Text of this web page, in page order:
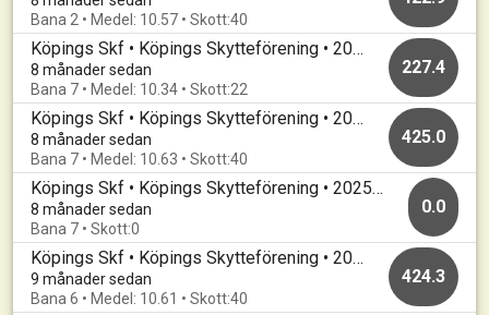
Bana 2 • Medel: 10.57 • Skott:40
Köpings Skf • Köpings Skytteförening • 20251203
8 månader sedan
Bana 7 • Medel: 10.34 • Skott:22
227.4
Köpings Skf • Köpings Skytteförening • 20251126
8 månader sedan
Bana 7 • Medel: 10.63 • Skott:40
425.0
Köpings Skf • Köpings Skytteförening • 20251120
8 månader sedan
Bana 7 • Skott:0
0.0
Köpings Skf • Köpings Skytteförening • 20251110
9 månader sedan
Bana 6 • Medel: 10.61 • Skott:40
424.3